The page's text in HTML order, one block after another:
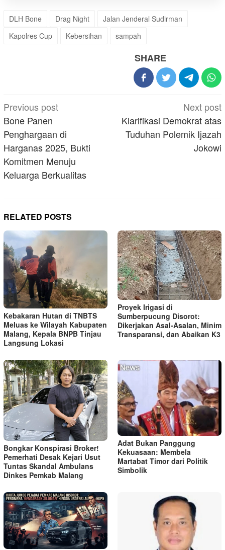
DLH Bone Drag Night
Jalan Jenderal Sudirman
Kapolres Cup
Kebersihan sampah
SHARE
Post
navigation
Previous post
Bone Panen
Penghargaan di
Harganas 2025, Bukti
Komitmen Menuju
Keluarga Berkualitas
Next post
Klarifikasi Demokrat atas
Tuduhan Polemik Ijazah
Jokowi
RELATED POSTS
Kebakaran Hutan di TNBTS
Meluas ke Wilayah Kabupaten
Malang, Kepala BNPB Tinjau
Langsung Lokasi
Proyek Irigasi di
Sumberpucung Disorot:
Dikerjakan Asal-Asalan, Minim
Transparansi, dan Abaikan K3
Bongkar Konspirasi Broker!
Pemerhati Desak Kejari Usut
Tuntas Skandal Ambulans
Dinkes Pemkab Malang
Adat Bukan Panggung
Kekuasaan: Membela
Martabat Timor dari Politik
Simbolik